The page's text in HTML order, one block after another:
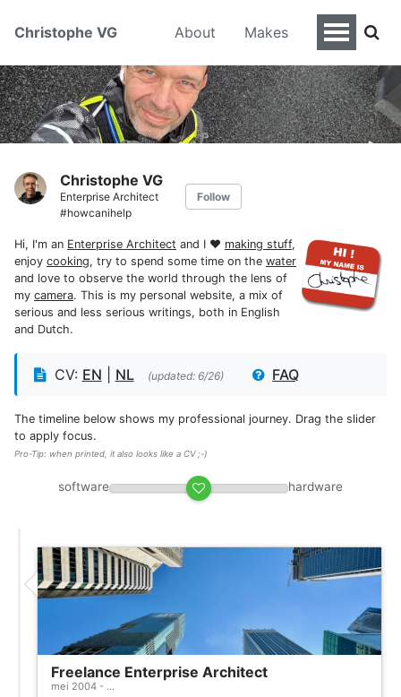
Christophe VG About Makes
Christophe VG
Enterprise Architect
#howcanihelp
Follow
Hi, I'm an Enterprise Architect and I ♥ making stuff,
enjoy cooking, try to spend some time on the water
and love to observe the world through the lens of
my camera. This is my personal website, a mix of
serious and less serious writings, both in English
and Dutch.
CV: EN NL (updated: 6/26) FAQ
The timeline below shows my professional journey. Drag the slider
to apply focus.
Pro-Tip: when printed, it also looks like a CV ;-)
software hardware
Freelance Enterprise Architect
mei 2004 - ...